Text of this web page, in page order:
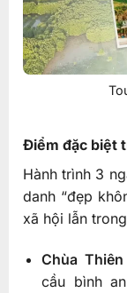
Điểm đặc biệt
Hành trình 3
danh “đẹp
xã hội lẫn
Chùa
cầu bình